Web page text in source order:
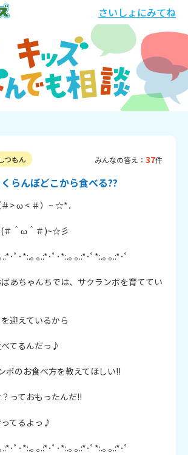
さいしょにみてね
つもん みんなの答え： 37件
らんぼどこから食べる??
> ω < ＃）~ ☆*．
(＃＾ω＾＃)~☆彡
･ﾟ･*:.｡ ｡.:*･ﾟ･*:.｡ ｡.:*･ﾟ*:.｡ ｡.:*･ﾟ
あちゃんちでは、サクランボを育ててい
迎えているから
てるんだっ♪
ボのお食べ方を教えてほしい!!
っておもったんだ!!
てるよっ♪
･ﾟ･*:.｡ ｡.:*･ﾟ･*:.｡ ｡.:*･ﾟ*:.｡ ｡.:*･ﾟ